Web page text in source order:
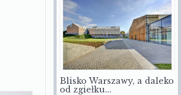
Blisko Warszawy, a daleko
od zgiełku…